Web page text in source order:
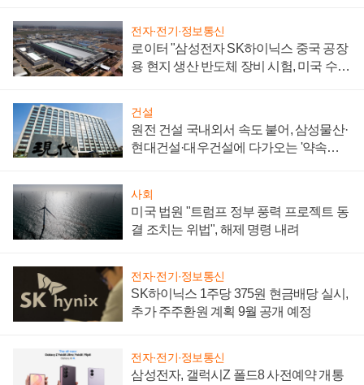
전자·전기·정보통신
로이터 "삼성전자 SK하이닉스 중국 공장
용 현지 생산 반도체 장비 시험, 미국 수출
건설
원전 건설 국내외서 속도 붙어, 삼성물산·
현대건설·대우건설에 다가오는 '약속의
사회
미국 법원 "트럼프 정부 풍력 프로젝트 동
결 조치는 위법", 해제 명령 내려
전자·전기·정보통신
SK하이닉스 1주당 375원 현금배당 실시,
추가 주주환원 계획 9월 공개 예정
전자·전기·정보통신
삼성전자, 갤럭시Z 폴드8 사전예약 개통